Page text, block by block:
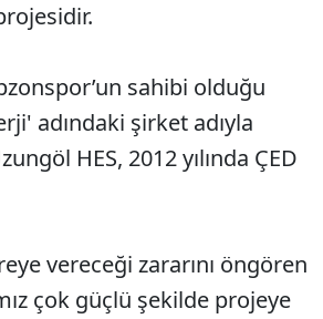
sahibi olduğu
adındaki şirket adıyla
HES, 2012 yılında ÇED
vereceği zararını öngören
çok güçlü şekilde projeye